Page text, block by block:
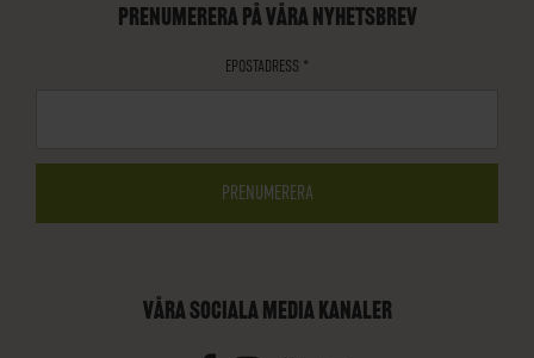
PRENUMERERA PÅ VÅRA NYHETSBREV
EPOSTADRESS *
VÅRA SOCIALA MEDIA KANALER